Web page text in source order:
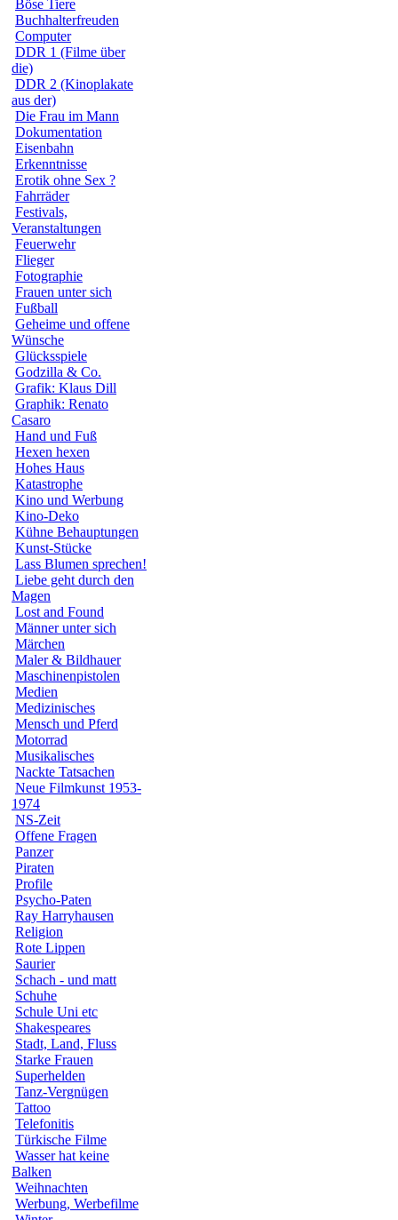
Böse Tiere
Buchhalterfreuden
Computer
DDR 1 (Filme über
die)
DDR 2 (Kinoplakate
aus der)
Die Frau im Mann
Dokumentation
Eisenbahn
Erkenntnisse
Erotik ohne Sex ?
Fahrräder
Festivals,
Veranstaltungen
Feuerwehr
Flieger
Fotographie
Frauen unter sich
Fußball
Geheime und offene
Wünsche
Glücksspiele
Godzilla & Co.
Grafik: Klaus Dill
Graphik: Renato
Casaro
Hand und Fuß
Hexen hexen
Hohes Haus
Katastrophe
Kino und Werbung
Kino-Deko
Kühne Behauptungen
Kunst-Stücke
Lass Blumen sprechen!
Liebe geht durch den
Magen
Lost and Found
Männer unter sich
Märchen
Maler & Bildhauer
Maschinenpistolen
Medien
Medizinisches
Mensch und Pferd
Motorrad
Musikalisches
Nackte Tatsachen
Neue Filmkunst 1953-
1974
NS-Zeit
Offene Fragen
Panzer
Piraten
Profile
Psycho-Paten
Ray Harryhausen
Religion
Rote Lippen
Saurier
Schach - und matt
Schuhe
Schule Uni etc
Shakespeares
Stadt, Land, Fluss
Starke Frauen
Superhelden
Tanz-Vergnügen
Tattoo
Telefonitis
Türkische Filme
Wasser hat keine
Balken
Weihnachten
Werbung, Werbefilme